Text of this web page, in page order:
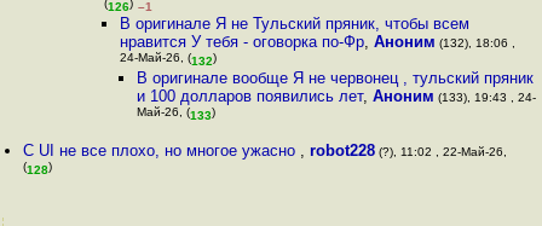
(126) –1
В оригинале Я не Тульский пряник, чтобы всем
нравится У тебя - оговорка по-Фр,Аноним (132), 18:06 ,
24-Май-26, (132)
В оригинале вообще Я не червонец , тульский пряник
и 100 долларов появились лет, Аноним (133), 19:43 , 24-
Май-26, (133)
С UI не все плохо, но многое ужасно ,robot228 (?), 11:02 , 22-Май-26,
(128)